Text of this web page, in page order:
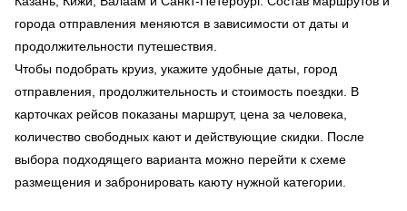
города отправления меняются в зависимости от даты и
продолжительности путешествия.
Чтобы подобрать круиз, укажите удобные даты, город
отправления, продолжительность и стоимость поездки. В
карточках рейсов показаны маршрут, цена за человека,
количество свободных кают и действующие скидки. После
выбора подходящего варианта можно перейти к схеме
размещения и забронировать каюту нужной категории.